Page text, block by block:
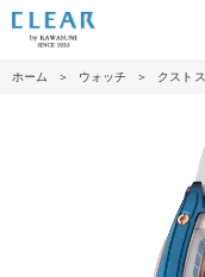
ホーム ＞ ウォッチ ＞ クストス